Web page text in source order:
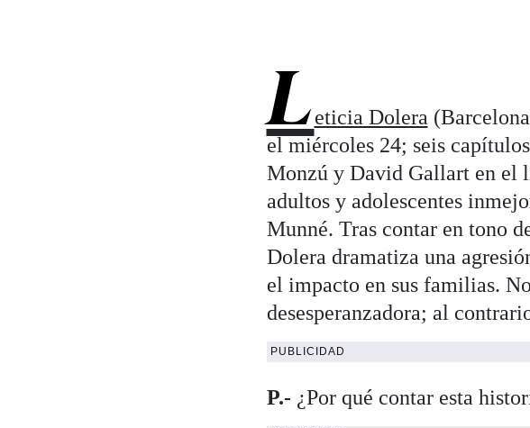
Leticia Dolera
el miércoles 24; seis
Monzú y David Gallart en el
adultos y adolescentes
Munné. Tras contar en tono
Dolera dramatiza una
el impacto en sus familias.
desesperanzadora; al
PUBLICIDAD
P.-¿Por qué contar esta